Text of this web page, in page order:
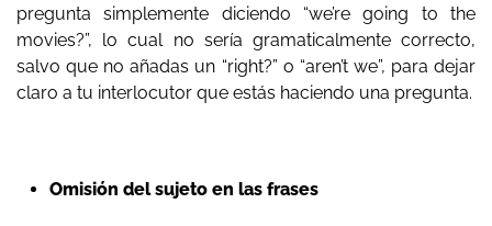
pregunta simplemente diciendo “we’re going to the
movies?”, lo cual no sería gramaticalmente correcto,
salvo que no añadas un “right?” o “aren’t we”, para dejar
claro a tu interlocutor que estás haciendo una pregunta.
Omisión del sujeto en las frases